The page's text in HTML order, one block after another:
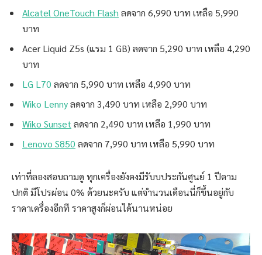
Alcatel OneTouch Flash ลดจาก 6,990 บาท เหลือ 5,990
บาท
Acer Liquid Z5s (แรม 1 GB) ลดจาก 5,290 บาท เหลือ 4,290
บาท
LG L70 ลดจาก 5,990 บาท เหลือ 4,990 บาท
Wiko Lennyลดจาก 3,490 บาท เหลือ 2,990 บาท
Wiko Sunsetลดจาก 2,490 บาท เหลือ 1,990 บาท
Lenovo S850 ลดจาก 7,990 บาท เหลือ 5,990 บาท
เท่าที่ลองสอบถามดู ทุกเครื่องยังคงมีรับบประกันศูนย์ 1 ปีตาม
ปกติ มีโปรผ่อน 0% ด้วยนะครับ แต่จำนวนเดือนนี่ก็ขึ้นอยู่กับ
ราคาเครื่องอีกที ราคาสูงก็ผ่อนได้นานหน่อย